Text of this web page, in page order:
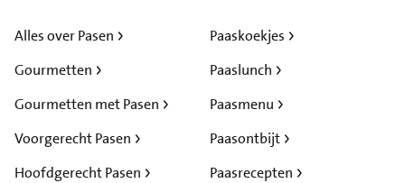
Alles over Pasen
Gourmetten
Gourmetten met Pasen
Voorgerecht Pasen
Hoofdgerecht Pasen
Paaskoekjes
Paaslunch
Paasmenu
Paasontbijt
Paasrecepten